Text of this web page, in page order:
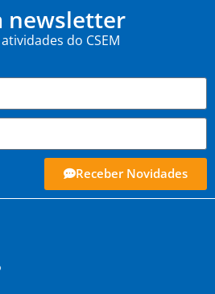
newsletter
do CSEM
Receber Novidades